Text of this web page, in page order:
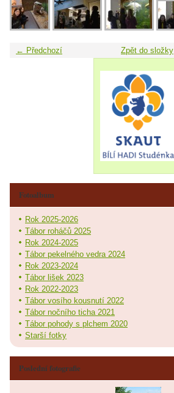
← Předchozí Zpět do složky
Fotoalbum
Rok 2025-2026
Tábor roháčů 2025
Rok 2024-2025
Tábor pekelného vedra 2024
Rok 2023-2024
Tábor lišek 2023
Rok 2022-2023
Tábor vosího kousnutí 2022
Tábor nočního ticha 2021
Tábor pohody s plchem 2020
Starší fotky
Poslední fotografie